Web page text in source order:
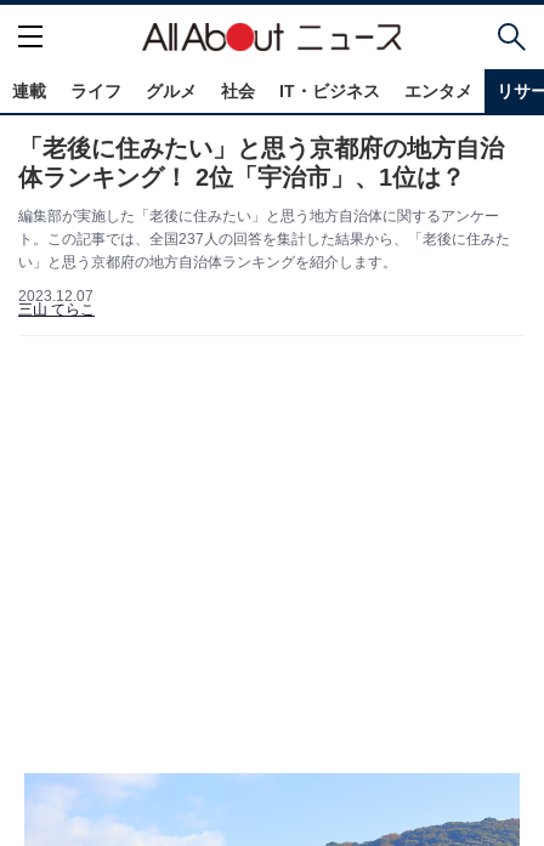
連載 ライフ グルメ 社会 IT・ビジネス エンタメ リサ
「老後に住みたい」と思う京都府の地方自治
体ランキング！ 2位「宇治市」、1位は？
編集部が実施した「老後に住みたい」と思う地方自治体に関するアンケー
ト。この記事では、全国237人の回答を集計した結果から、「老後に住みた
い」と思う京都府の地方自治体ランキングを紹介します。
2023.12.07
三山 てらこ